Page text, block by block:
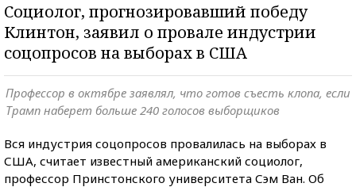
Социолог, прогнозировавший победу
Клинтон, заявил о провале индустрии
соцопросов на выборах в США
Профессор в октябре заявлял, что готов съесть клопа, если
Трамп наберет больше 240 голосов выборщиков
Вся индустрия соцопросов провалилась на выборах в
США, считает известный американский социолог,
профессор Принстонского университета Сэм Ван. Об